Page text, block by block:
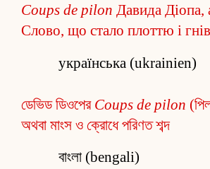
Coups de pilon Давида Діопа,
Слово, що стало плоттю і
українська (ukrainien)
ডেভিড ডিওপের Coups de pilon
অথবা মাংস ও ক্রোধে পরিণত শব্দ
বাংলা (bengali)